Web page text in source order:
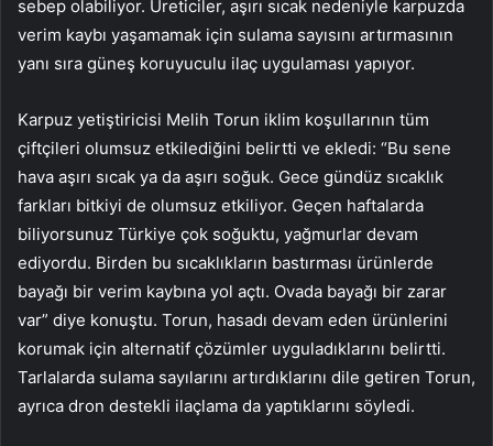
sebep olabiliyor. Üreticiler, aşırı sıcak nedeniyle karpuzda
verim kaybı yaşamamak için sulama sayısını artırmasının
yanı sıra güneş koruyuculu ilaç uygulaması yapıyor.
Karpuz yetiştiricisi Melih Torun iklim koşullarının tüm
çiftçileri olumsuz etkilediğini belirtti ve ekledi: “Bu sene
hava aşırı sıcak ya da aşırı soğuk. Gece gündüz sıcaklık
farkları bitkiyi de olumsuz etkiliyor. Geçen haftalarda
biliyorsunuz Türkiye çok soğuktu, yağmurlar devam
ediyordu. Birden bu sıcaklıkların bastırması ürünlerde
bayağı bir verim kaybına yol açtı. Ovada bayağı bir zarar
var” diye konuştu. Torun, hasadı devam eden ürünlerini
korumak için alternatif çözümler uyguladıklarını belirtti.
Tarlalarda sulama sayılarını artırdıklarını dile getiren Torun,
ayrıca dron destekli ilaçlama da yaptıklarını söyledi.